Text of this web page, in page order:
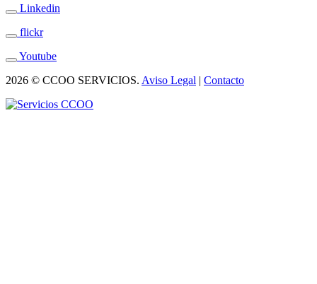
Linkedin
flickr
Youtube
2026 © CCOO SERVICIOS. Aviso Legal | Contacto